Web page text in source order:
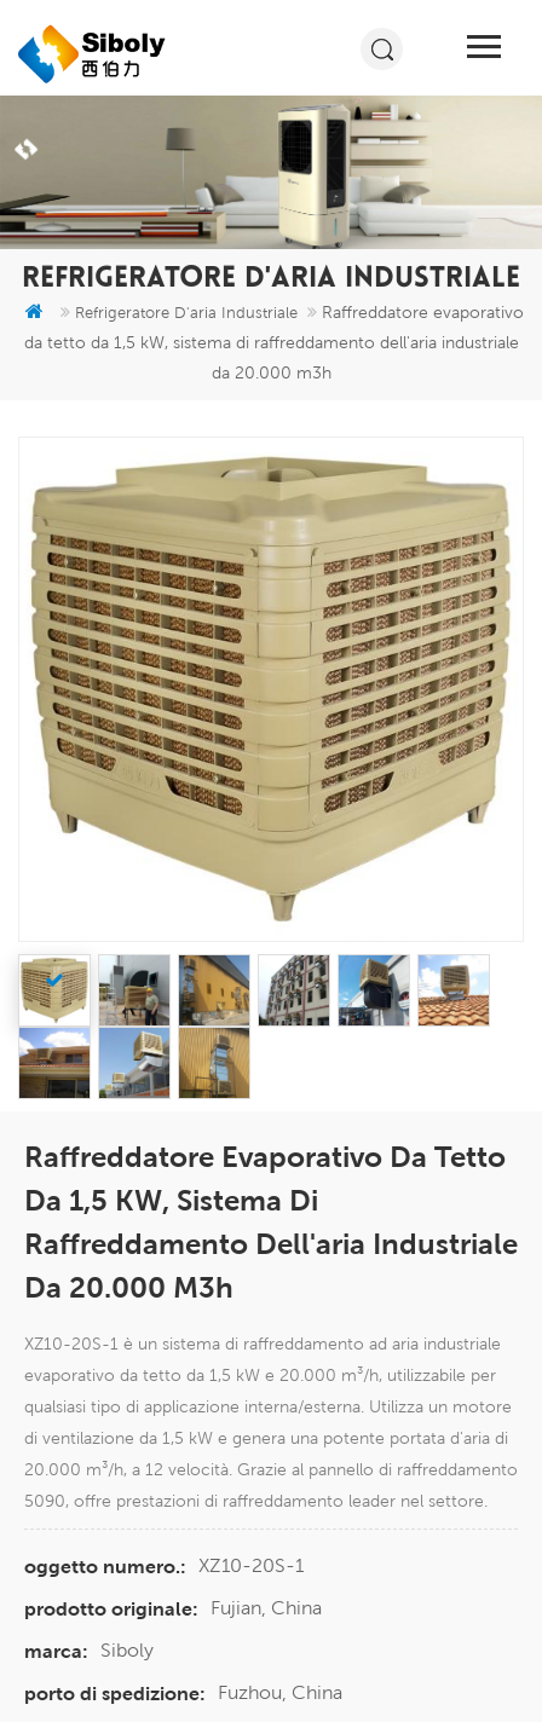
REFRIGERATORE D'ARIA INDUSTRIALE
Refrigeratore D'aria Industriale
Raffreddatore evaporativo
da tetto da 1,5 kW, sistema di raffreddamento dell'aria industriale
da 20.000 m3h
Raffreddatore Evaporativo Da Tetto
Da 1,5 KW, Sistema Di
Raffreddamento Dell'aria Industriale
Da 20.000 M3h
XZ10-20S-1 è un sistema di raffreddamento ad aria industriale
evaporativo da tetto da 1,5 kW e 20.000 m³/h, utilizzabile per
qualsiasi tipo di applicazione interna/esterna. Utilizza un motore
di ventilazione da 1,5 kW e genera una potente portata d'aria di
20.000 m³/h, a 12 velocità. Grazie al pannello di raffreddamento
5090, offre prestazioni di raffreddamento leader nel settore.
oggetto numero.: XZ10-20S-1
prodotto originale:
Fujian, China
marca:
Siboly
porto di spedizione:
Fuzhou, China